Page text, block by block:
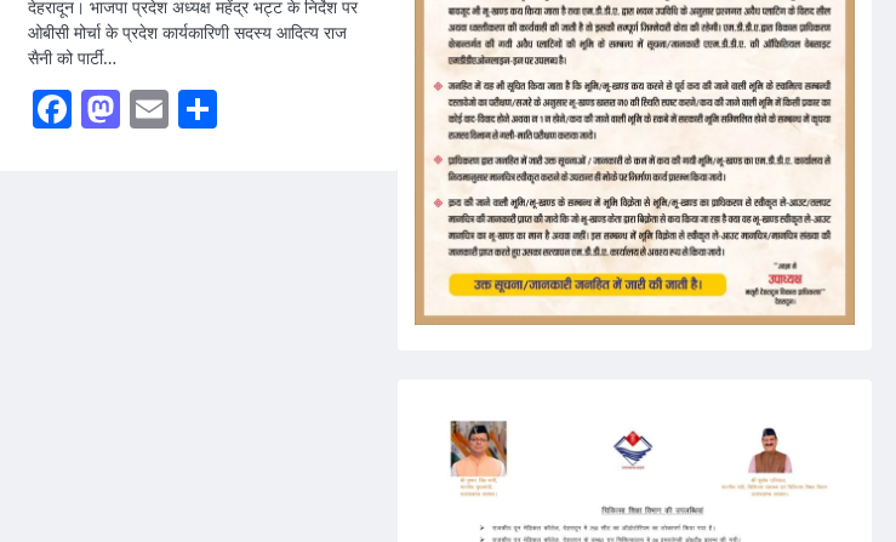
देहरादून। भाजपा प्रदेश अध्यक्ष महेंद्र भट्ट के निर्देश पर
ओबीसी मोर्चा के प्रदेश कार्यकारिणी सदस्य आदित्य राज
सैनी को पार्टी…
Facebook
Mastodon
Email